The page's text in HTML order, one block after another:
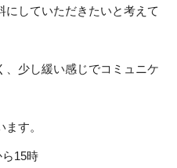
にしていただきたいと考えて
、少し緩い感じでコミュニケ
す。
15時